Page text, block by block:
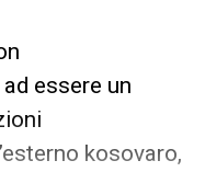
essere un
kosovaro,